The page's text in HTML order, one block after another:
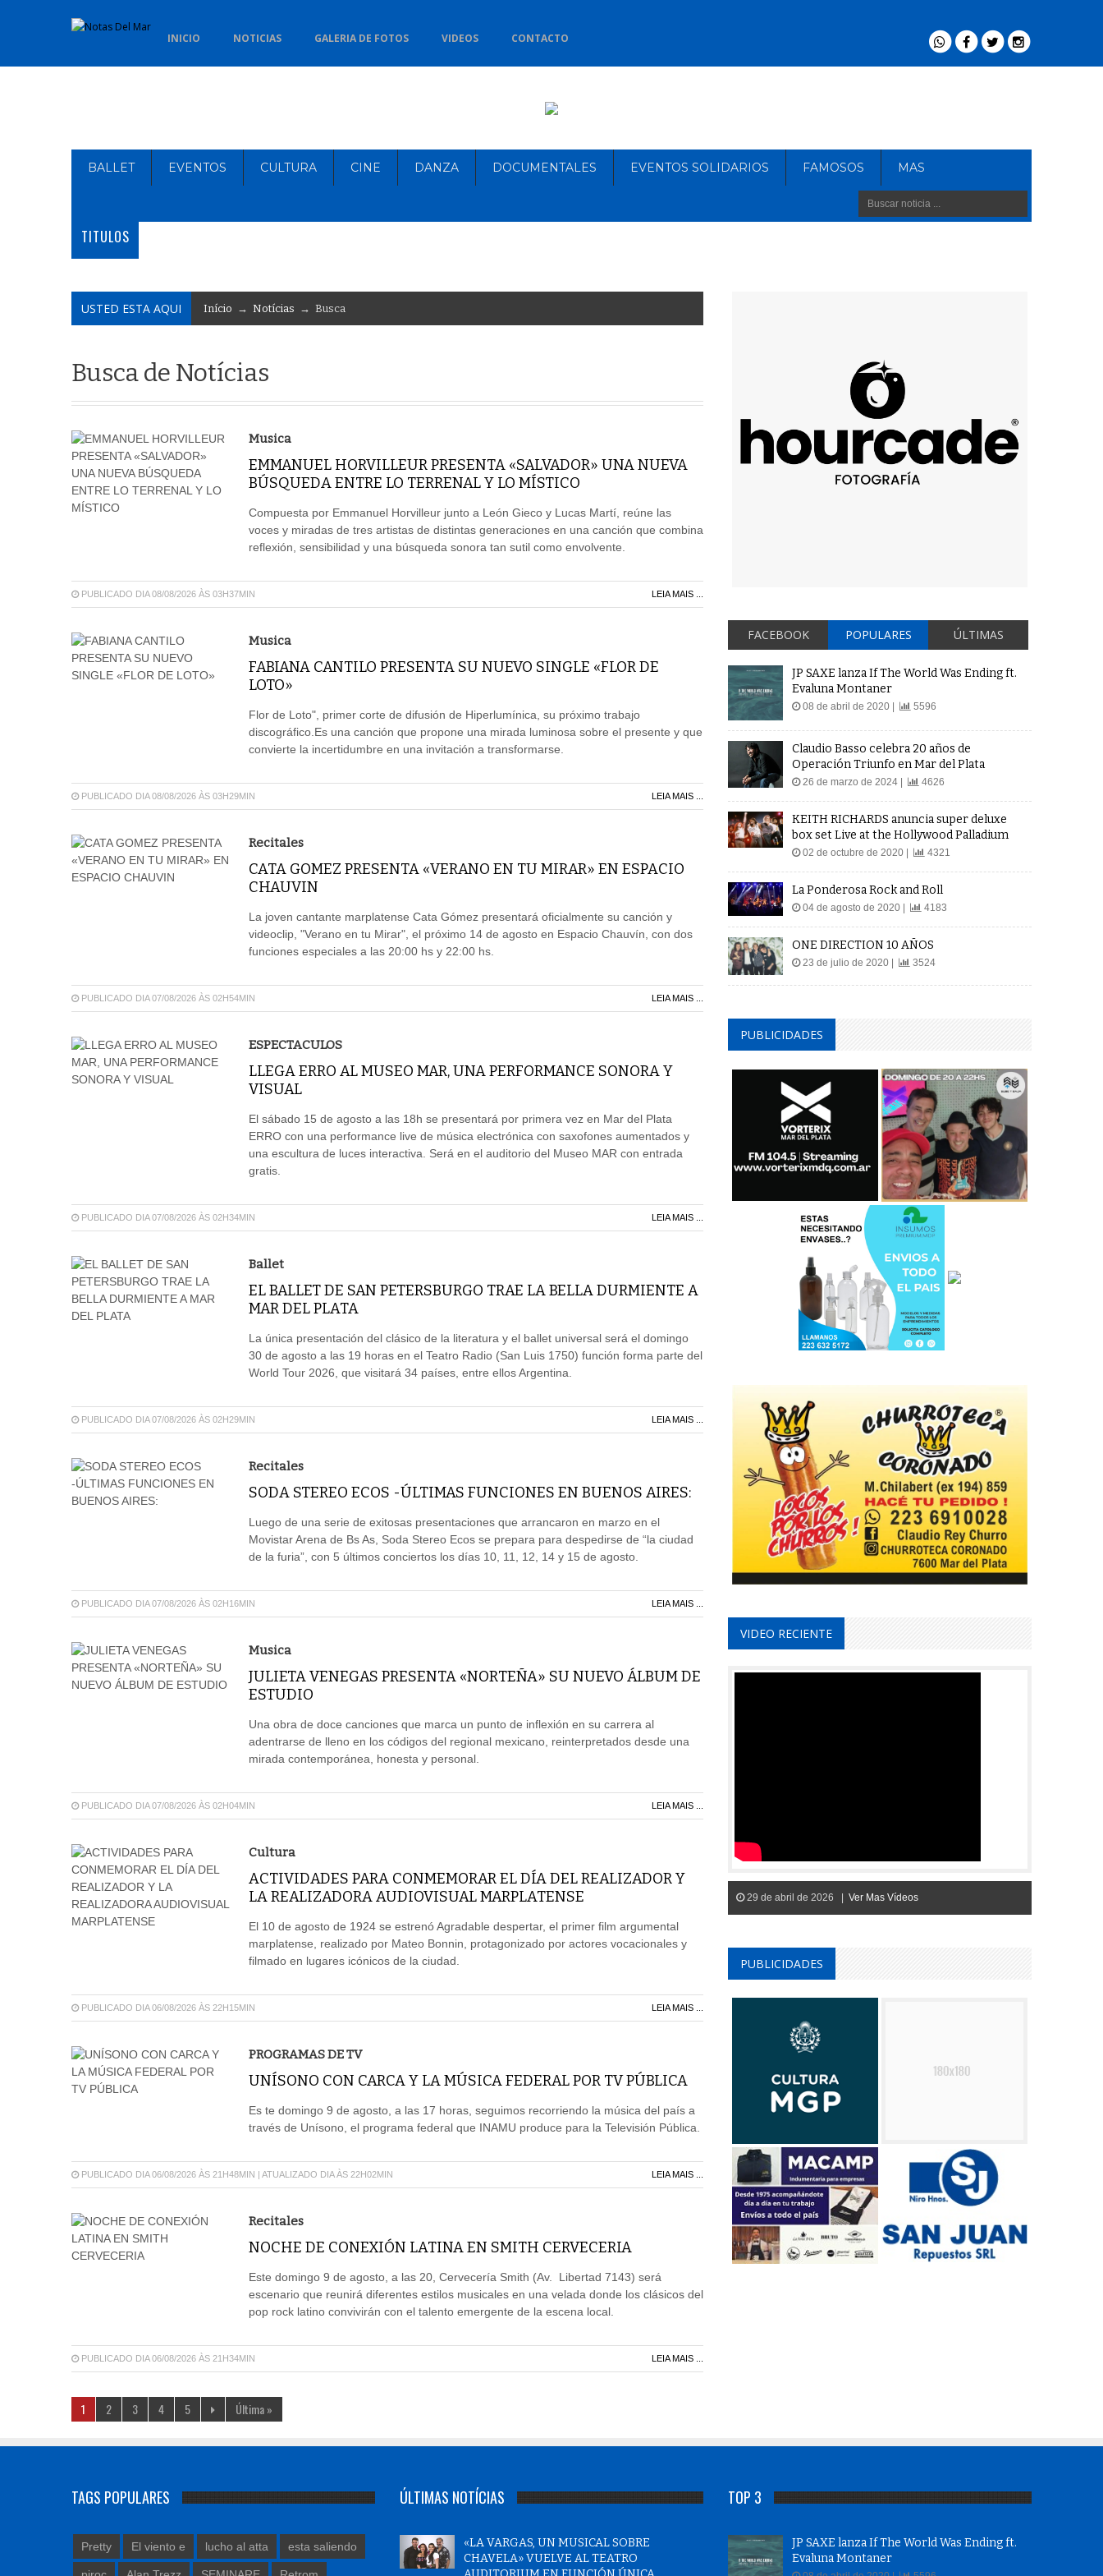
INICIO NOTICIAS GALERIA DE FOTOS VIDEOS CONTACTO
BALLET EVENTOS CULTURA CINE DANZA DOCUMENTALES EVENTOS SOLIDARIOS FAMOSOS MAS
TITULOS
USTED ESTA AQUI Início → Notícias → Busca
Busca de Notícias
Musica
EMMANUEL HORVILLEUR PRESENTA «SALVADOR» UNA NUEVA
BÚSQUEDA ENTRE LO TERRENAL Y LO MÍSTICO
Compuesta por Emmanuel Horvilleur junto a León Gieco y Lucas Martí, reúne las
voces y miradas de tres artistas de distintas generaciones en una canción que combina
reflexión, sensibilidad y una búsqueda sonora tan sutil como envolvente.
PUBLICADO DIA 08/08/2026 ÀS 03H37MIN LEIA MAIS ...
Musica
FABIANA CANTILO PRESENTA SU NUEVO SINGLE «FLOR DE
LOTO»
Flor de Loto", primer corte de difusión de Hiperlumínica, su próximo trabajo
discográfico.Es una canción que propone una mirada luminosa sobre el presente y que
convierte la incertidumbre en una invitación a transformarse.
PUBLICADO DIA 08/08/2026 ÀS 03H29MIN LEIA MAIS ...
Recitales
CATA GOMEZ PRESENTA «VERANO EN TU MIRAR» EN ESPACIO
CHAUVIN
La joven cantante marplatense Cata Gómez presentará oficialmente su canción y
videoclip, "Verano en tu Mirar", el próximo 14 de agosto en Espacio Chauvín, con dos
funciones especiales a las 20:00 hs y 22:00 hs.
PUBLICADO DIA 07/08/2026 ÀS 02H54MIN LEIA MAIS ...
ESPECTACULOS
LLEGA ERRO AL MUSEO MAR, UNA PERFORMANCE SONORA Y
VISUAL
El sábado 15 de agosto a las 18h se presentará por primera vez en Mar del Plata
ERRO con una performance live de música electrónica con saxofones aumentados y
una escultura de luces interactiva. Será en el auditorio del Museo MAR con entrada
gratis.
PUBLICADO DIA 07/08/2026 ÀS 02H34MIN LEIA MAIS ...
Ballet
EL BALLET DE SAN PETERSBURGO TRAE LA BELLA DURMIENTE A
MAR DEL PLATA
La única presentación del clásico de la literatura y el ballet universal será el domingo
30 de agosto a las 19 horas en el Teatro Radio (San Luis 1750) función forma parte del
World Tour 2026, que visitará 34 países, entre ellos Argentina.
PUBLICADO DIA 07/08/2026 ÀS 02H29MIN LEIA MAIS ...
Recitales
SODA STEREO ECOS -ÚLTIMAS FUNCIONES EN BUENOS AIRES:
Luego de una serie de exitosas presentaciones que arrancaron en marzo en el
Movistar Arena de Bs As, Soda Stereo Ecos se prepara para despedirse de “la ciudad
de la furia”, con 5 últimos conciertos los días 10, 11, 12, 14 y 15 de agosto.
PUBLICADO DIA 07/08/2026 ÀS 02H16MIN LEIA MAIS ...
Musica
JULIETA VENEGAS PRESENTA «NORTEÑA» SU NUEVO ÁLBUM DE
ESTUDIO
Una obra de doce canciones que marca un punto de inflexión en su carrera al
adentrarse de lleno en los códigos del regional mexicano, reinterpretados desde una
mirada contemporánea, honesta y personal.
PUBLICADO DIA 07/08/2026 ÀS 02H04MIN LEIA MAIS ...
Cultura
ACTIVIDADES PARA CONMEMORAR EL DÍA DEL REALIZADOR Y
LA REALIZADORA AUDIOVISUAL MARPLATENSE
El 10 de agosto de 1924 se estrenó Agradable despertar, el primer film argumental
marplatense, realizado por Mateo Bonnin, protagonizado por actores vocacionales y
filmado en lugares icónicos de la ciudad.
PUBLICADO DIA 06/08/2026 ÀS 22H15MIN LEIA MAIS ...
PROGRAMAS DE TV
UNÍSONO CON CARCA Y LA MÚSICA FEDERAL POR TV PÚBLICA
Es te domingo 9 de agosto, a las 17 horas, seguimos recorriendo la música del país a
través de Unísono, el programa federal que INAMU produce para la Televisión Pública.
PUBLICADO DIA 06/08/2026 ÀS 21H48MIN | ATUALIZADO DIA ÀS 22H02MIN LEIA MAIS ...
Recitales
NOCHE DE CONEXIÓN LATINA EN SMITH CERVECERIA
Este domingo 9 de agosto, a las 20, Cervecería Smith (Av. Libertad 7143) será
escenario que reunirá diferentes estilos musicales en una velada donde los clásicos del
pop rock latino convivirán con el talento emergente de la escena local.
PUBLICADO DIA 06/08/2026 ÀS 21H34MIN LEIA MAIS ...
1 2 3 4 5 Última »
FACEBOOK POPULARES ÚLTIMAS
JP SAXE lanza If The World Was Ending ft.
Evaluna Montaner
08 de abril de 2020 | 5596
Claudio Basso celebra 20 años de
Operación Triunfo en Mar del Plata
26 de marzo de 2024 | 4626
KEITH RICHARDS anuncia super deluxe
box set Live at the Hollywood Palladium
02 de octubre de 2020 | 4321
La Ponderosa Rock and Roll
04 de agosto de 2020 | 4183
ONE DIRECTION 10 AÑOS
23 de julio de 2020 | 3524
PUBLICIDADES
VIDEO RECIENTE
29 de abril de 2026 | Ver Mas Vídeos
PUBLICIDADES
TAGS POPULARES
Pretty El viento e lucho al atta esta saliendo
ÚLTIMAS NOTÍCIAS
«LA VARGAS, UN MUSICAL SOBRE
CHAVELA» VUELVE AL TEATRO
TOP 3
JP SAXE lanza If The World Was Ending ft.
Evaluna Montaner